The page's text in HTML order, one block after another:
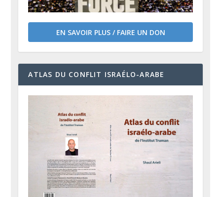
EN SAVOIR PLUS / FAIRE UN DON
ATLAS DU CONFLIT ISRAÉLO-ARABE